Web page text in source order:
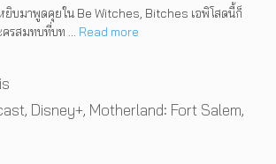
หยิบมาพูดคุยใน Be Witches, Bitches เอพิโสดนี้ก็
รสมทบที่บท … Read more
, Disney+, Motherland: Fort Salem,